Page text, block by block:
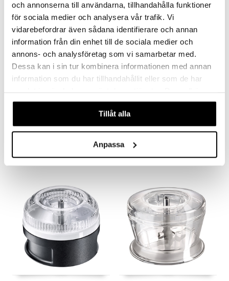
och annonserna till användarna, tillhandahålla funktioner
för sociala medier och analysera vår trafik. Vi
vidarebefordrar även sådana identifierare och annan
information från din enhet till de sociala medier och
annons- och analysföretag som vi samarbetar med.
Dessa kan i sin tur kombinera informationen med annan
information som du har tillhandahållit eller som de har
våra cookies vid fortsatt användande av vår webbplats.
Tillåt alla
Anpassa
BAMIX
Bamix Monitoimiveitsi
18 €